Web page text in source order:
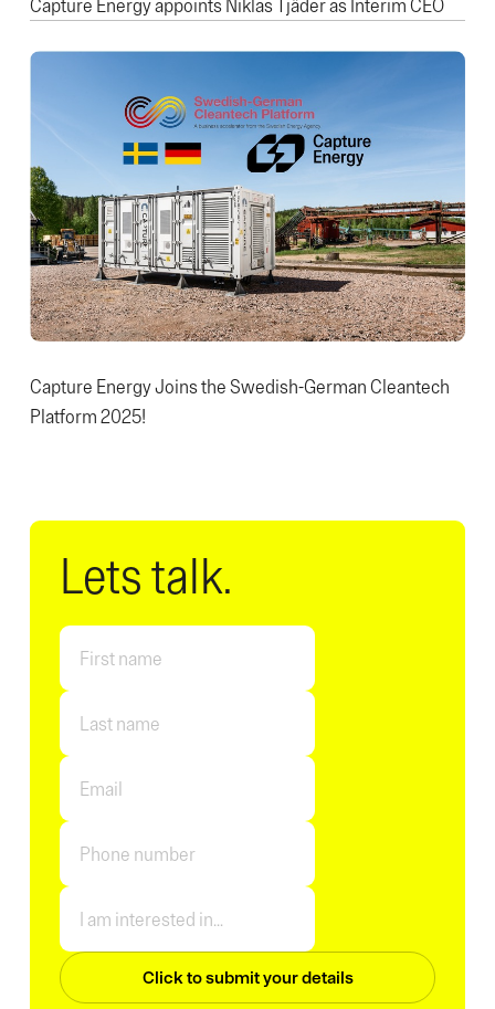
Capture Energy appoints Niklas Tjäder as Interim CEO
Capture Energy Joins the Swedish-German Cleantech
Platform 2025!
Lets talk.